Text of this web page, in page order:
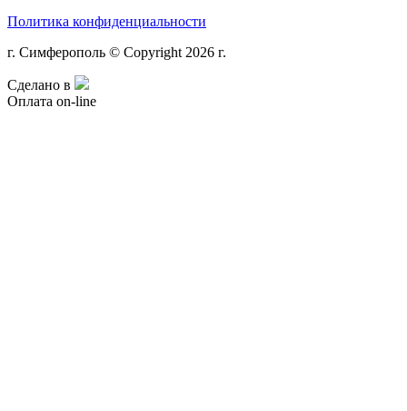
Политика конфиденциальности
г. Симферополь © Copyright 2026 г.
Сделано в
Оплата on-line